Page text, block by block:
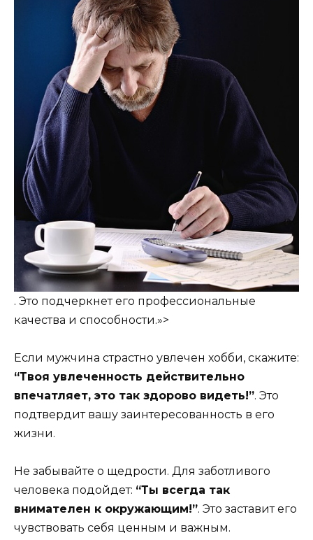
. Это подчеркнет его профессиональные
качества и способности.»>
Если мужчина страстно увлечен хобби, скажите:
“Твоя увлеченность действительно
впечатляет, это так здорово видеть!”. Это
подтвердит вашу заинтересованность в его
жизни.
Не забывайте о щедрости. Для заботливого
человека подойдет: “Ты всегда так
внимателен к окружающим!”. Это заставит его
чувствовать себя ценным и важным.